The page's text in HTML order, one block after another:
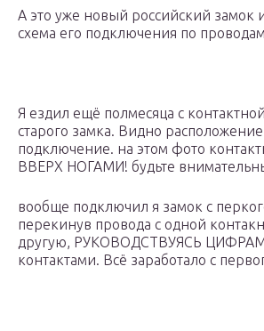
А это уже новый российский замок
схема его подключения по проводам
Я ездил ещё полмесяца с
старого замка. Видно
подключение. на этом фото
ВВЕРХ НОГАМИ! будьте
вообще подключил я замок с
перекинув провода с одной
другую, РУКОВОДСТВУЯСЬ
контактами. Всё заработало с